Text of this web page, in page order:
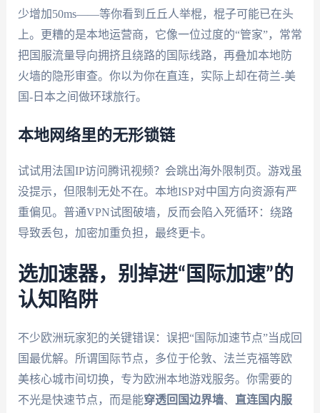
少增加50ms——等你看到丘丘人举棍，棍子可能已在头
上。更糟的是本地运营商，它像一位过度的“管家”，常常
把国服流量导向拥挤且绕路的国际线路，再叠加本地防
火墙的隐形审查。你以为你在直连，实际上却在荷兰-美
国-日本之间做环球旅行。
本地网络里的无形锁链
试试用法国IP访问腾讯视频？会跳出海外限制页。游戏虽
没提示，但限制无处不在。本地ISP对中国方向资源有严
重偏见。普通VPN试图破墙，反而会陷入死循环：绕路
导致丢包，加密加重负担，最终更卡。
选加速器，别掉进“国际加速”的
认知陷阱
不少欧洲玩家犯的关键错误：误把“国际加速节点”当成回
国最优解。所谓国际节点，多位于伦敦、法兰克福等欧
美核心城市间切换，专为欧洲本地游戏服务。你需要的
不光是快速节点，而是能穿透回国边界墙、 直连国内服